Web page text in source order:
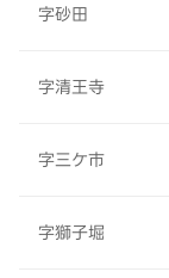
字砂田
字清王寺
字三ケ市
字獅子堀